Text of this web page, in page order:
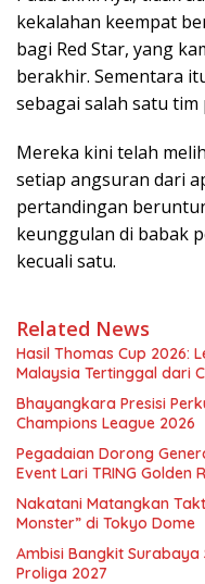
kekalahan keempat
bagi Red Star, yang
berakhir. Sementara
sebagai salah satu
Mereka kini telah
setiap angsuran dari
pertandingan
keunggulan di babak
kecuali satu.
Related News
Hasil Thomas Cup 2026:
Malaysia Tertinggal dari
Bhayangkara Presisi
Champions League 2026
Pegadaian Dorong
Event Lari TRING Golden
Nakatani Matangkan
Monster” di Tokyo Dome
Ambisi Bangkit Surabaya
Proliga 2027